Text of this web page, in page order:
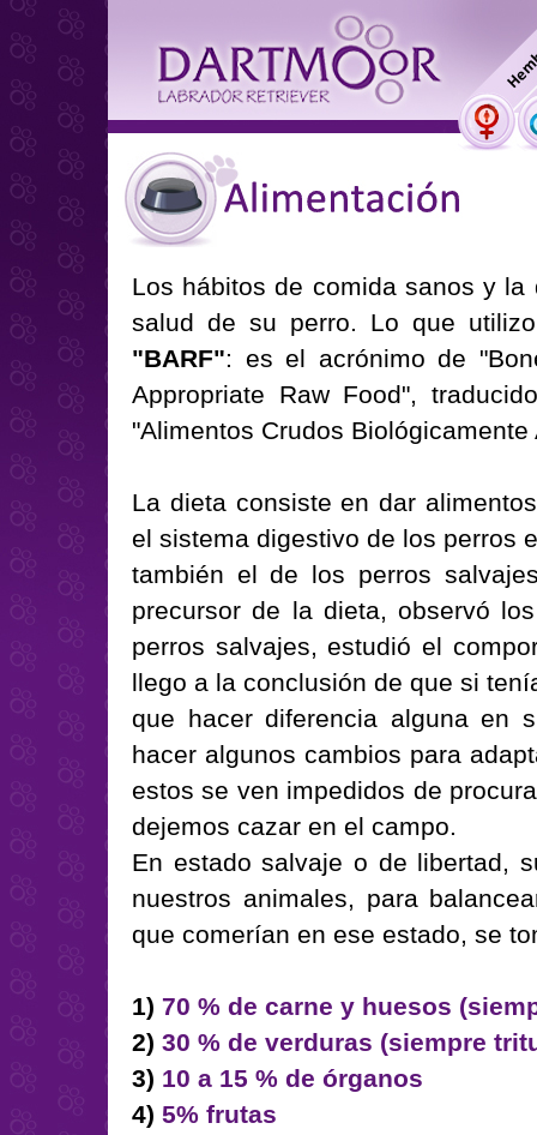
Los hábitos de comida sanos y
salud de su perro. Lo que
"BARF": es el acrónimo de
Appropriate Raw Food",
"Alimentos Crudos
La dieta consiste en dar
el sistema digestivo de los perros
también el de los perros
precursor de la dieta, observó
perros salvajes, estudió el
llego a la conclusión de que si
que hacer diferencia alguna en
hacer algunos cambios para
estos se ven impedidos de
dejemos cazar en el campo.
En estado salvaje o de libertad,
nuestros animales, para
que comerían en ese estado, se
1) 70 % de carne y huesos
2) 30 % de verduras (siempre
3) 10 a 15 % de órganos
4) 5% frutas